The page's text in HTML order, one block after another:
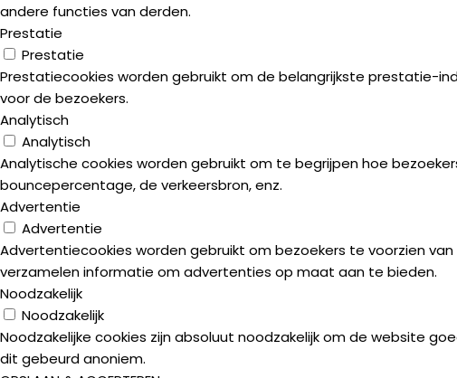
andere functies van derden.
Prestatie
Prestatie
Prestatiecookies worden gebruikt om de belangrijkste prestatie-
voor de bezoekers.
Analytisch
Analytisch
Analytische cookies worden gebruikt om te begrijpen hoe
bouncepercentage, de verkeersbron, enz.
Advertentie
Advertentie
Advertentiecookies worden gebruikt om bezoekers te voorzien
verzamelen informatie om advertenties op maat aan te bieden.
Noodzakelijk
Noodzakelijk
Noodzakelijke cookies zijn absoluut noodzakelijk om de website
dit gebeurd anoniem.